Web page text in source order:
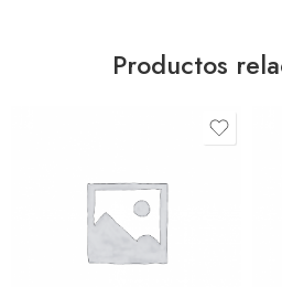
Productos